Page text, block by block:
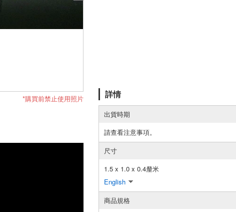
*購買前禁止使用照片 詳情
出貨時期
請查看注意事項。
尺寸
1.5 x 1.0 x 0.4釐米
English
商品規格